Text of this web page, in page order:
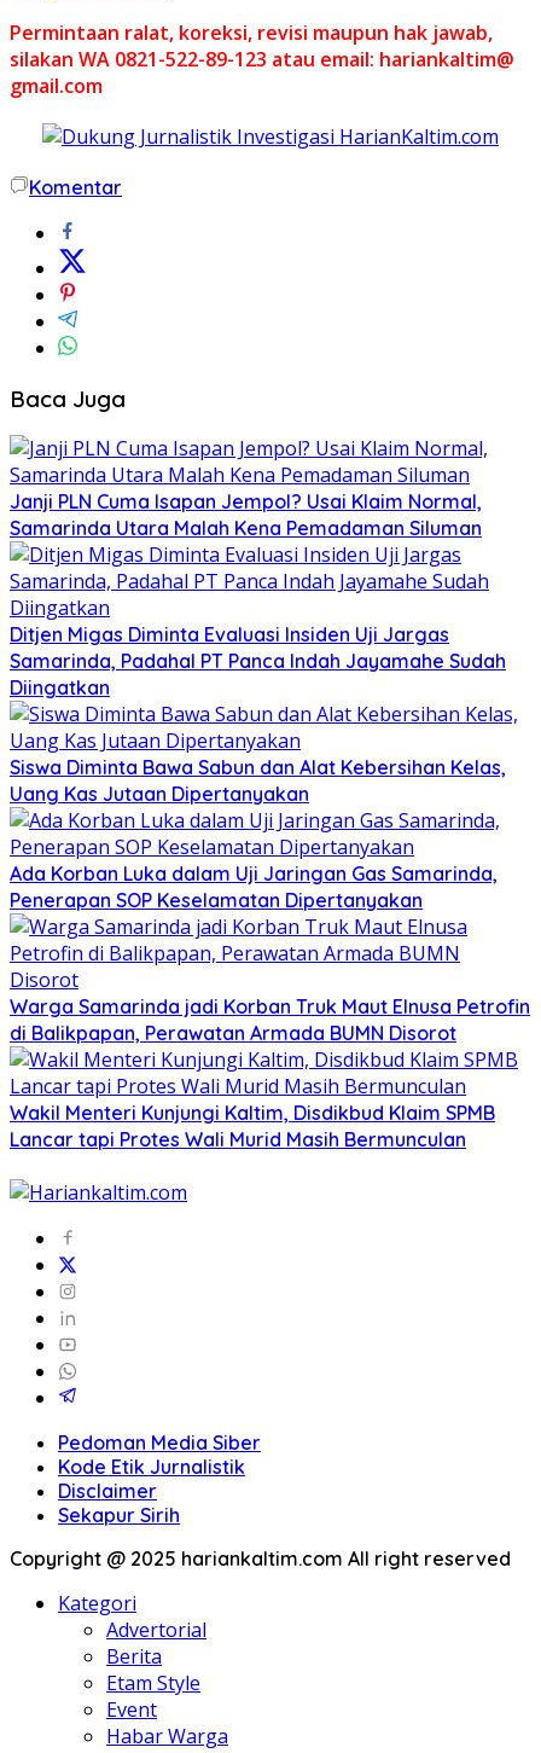
Permintaan ralat, koreksi, revisi maupun hak jawab,
silakan WA 0821-522-89-123 atau email: hariankaltim@
gmail.com
Komentar
Baca Juga
Janji PLN Cuma Isapan Jempol? Usai Klaim Normal,
Samarinda Utara Malah Kena Pemadaman Siluman
Ditjen Migas Diminta Evaluasi Insiden Uji Jargas
Samarinda, Padahal PT Panca Indah Jayamahe Sudah
Diingatkan
Siswa Diminta Bawa Sabun dan Alat Kebersihan Kelas,
Uang Kas Jutaan Dipertanyakan
Ada Korban Luka dalam Uji Jaringan Gas Samarinda,
Penerapan SOP Keselamatan Dipertanyakan
Warga Samarinda jadi Korban Truk Maut Elnusa Petrofin
di Balikpapan, Perawatan Armada BUMN Disorot
Wakil Menteri Kunjungi Kaltim, Disdikbud Klaim SPMB
Lancar tapi Protes Wali Murid Masih Bermunculan
Pedoman Media Siber
Kode Etik Jurnalistik
Disclaimer
Sekapur Sirih
Copyright @ 2025 hariankaltim.com All right reserved
Kategori
Advertorial
Berita
Etam Style
Event
Habar Warga